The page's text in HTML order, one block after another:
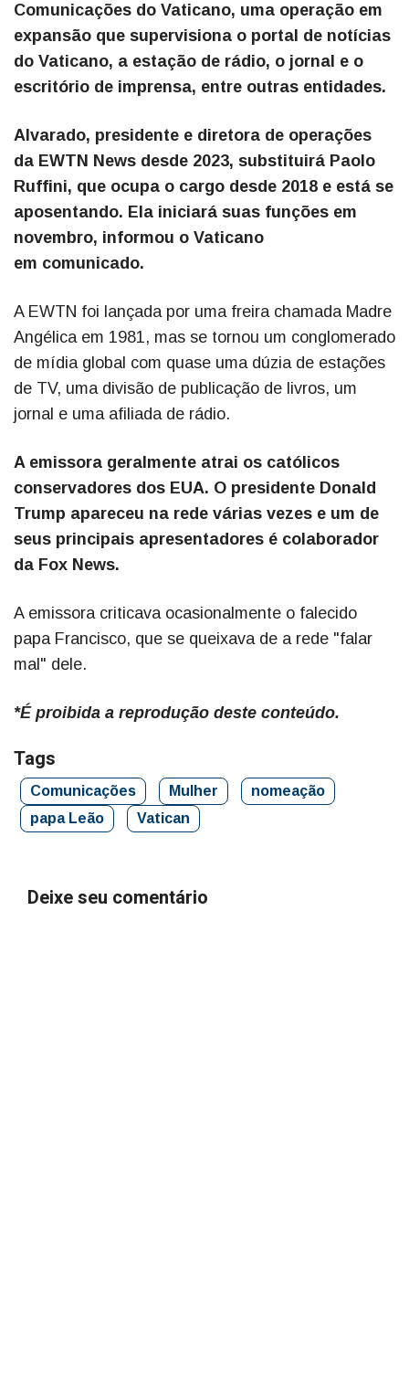
Comunicações do Vaticano, uma operação em
expansão que supervisiona o portal de notícias
do Vaticano, a estação de rádio, o jornal e o
escritório de imprensa, entre outras entidades.
Alvarado, presidente e diretora de operações
da EWTN News desde 2023, substituirá Paolo
Ruffini, que ocupa o cargo desde 2018 e está se
aposentando. Ela iniciará suas funções em
novembro, informou o Vaticano
em comunicado.
A EWTN foi lançada por uma freira chamada Madre
Angélica em 1981, mas se tornou um conglomerado
de mídia global com quase uma dúzia de estações
de TV, uma divisão de publicação de livros, um
jornal e uma afiliada de rádio.
A emissora geralmente atrai os católicos
conservadores dos EUA. O presidente Donald
Trump apareceu na rede várias vezes e um de
seus principais apresentadores é colaborador
da Fox News.
A emissora criticava ocasionalmente o falecido
papa Francisco, que se queixava de a rede "falar
mal" dele.
*É proibida a reprodução deste conteúdo.
Tags
Comunicações Mulher
nomeação
papa Leão
Vatican
Deixe seu comentário